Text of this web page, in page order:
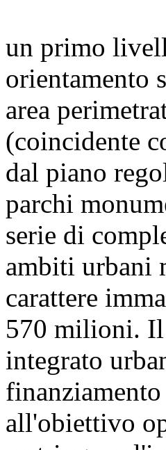
un primo
orientamento
area
(coincidente
dal piano
parchi
serie di
ambiti urbani
carattere
570 milioni. Il
integrato
all'obiettivo